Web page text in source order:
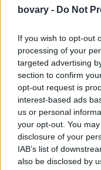
bovary - Do Not
If you wish to opt-out
processing of your
targeted advertising
section to confirm
opt-out request is
interest-based ads
us or personal
your opt-out. You
disclosure of your
IAB’s list of
also be disclosed by
Νακράικο πλησίασε
ιππότης, ο σύντροφός
«Είναι η καλύτερη
ένα μεγάλο
ένας τρόπος για να
μοιράστηκα το γάμο
Τη στιγμή της
δεν μπορούσε να το
Οσο για το δαχτυλίδι;
Δείτε ταστιγμιότυπα